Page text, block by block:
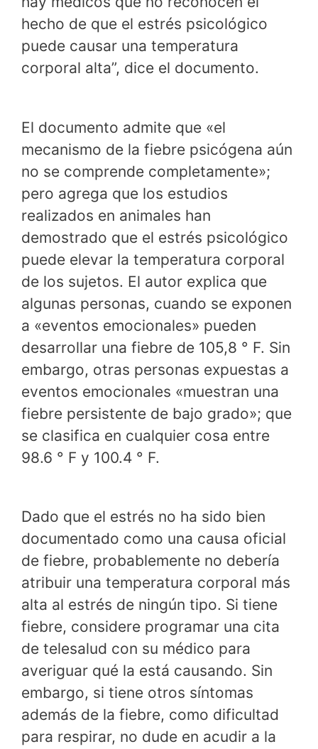
hecho de que el estrés psicológico
puede causar una temperatura
corporal alta”, dice el documento.
El documento admite que «el
mecanismo de la fiebre psicógena aún
no se comprende completamente»;
pero agrega que los estudios
realizados en animales han
demostrado que el estrés psicológico
puede elevar la temperatura corporal
de los sujetos. El autor explica que
algunas personas, cuando se exponen
a «eventos emocionales» pueden
desarrollar una fiebre de 105,8 ° F. Sin
embargo, otras personas expuestas a
eventos emocionales «muestran una
fiebre persistente de bajo grado»; que
se clasifica en cualquier cosa entre
98.6 ° F y 100.4 ° F.
Dado que el estrés no ha sido bien
documentado como una causa oficial
de fiebre, probablemente no debería
atribuir una temperatura corporal más
alta al estrés de ningún tipo. Si tiene
fiebre, considere programar una cita
de telesalud con su médico para
averiguar qué la está causando. Sin
embargo, si tiene otros síntomas
además de la fiebre, como dificultad
para respirar, no dude en acudir a la